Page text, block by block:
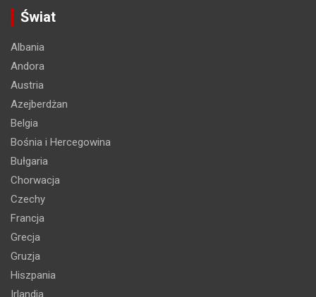
Świat
Albania
Andora
Austria
Azejberdżan
Belgia
Bośnia i Hercegowina
Bułgaria
Chorwacja
Czechy
Francja
Grecja
Gruzja
Hiszpania
Irlandia